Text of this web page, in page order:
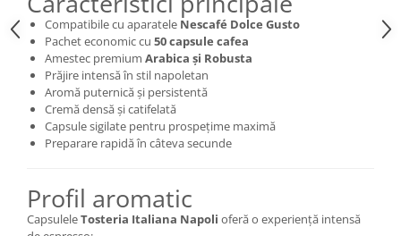
Compatibile cu aparatele Nescafé Dolce Gusto
Pachet economic cu 50 capsule cafea
Amestec premium Arabica și Robusta
Prăjire intensă în stil napoletan
Aromă puternică și persistentă
Cremă densă și catifelată
Capsule sigilate pentru prospețime maximă
Preparare rapidă în câteva secunde
Profil aromatic
CapsuleleTosteria Italiana Napoli oferă o experiență intensă